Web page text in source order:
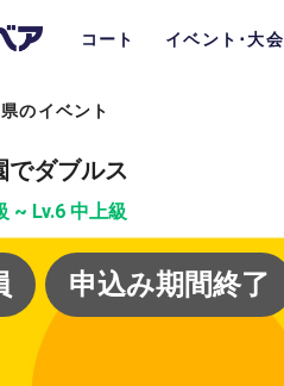
コート イベント･大会
のイベント
でダブルス
~ Lv.6 中上級
申込み期間終了